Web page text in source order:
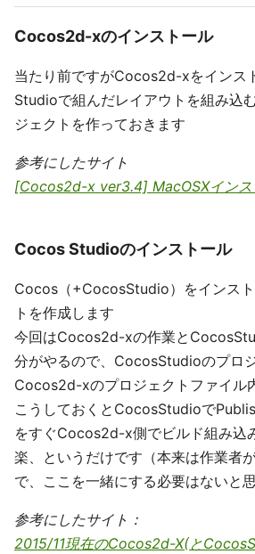
Cocos2d-xのインストール
当たり前ですがCocos2d-xをインス
Studioで組んだレイアウトを組み込
ジェクトを作っておきます
参考にしたサイト
[Cocos2d-x ver3.4] MacOSXインス
Cocos Studioのインストール
Cocos（+CocosStudio）をインス
トを作成します
今回はCocos2d-xの作業と
分がやるので、CocosStudioのプロ
Cocos2d-xのプロジェクトファイル
こうしておくとCocosStudioで
をすぐCocos2d-x側でビルド組み込
楽、というだけです（本来は作業者
で、ここを一緒にする必要はないと思
参考にしたサイト：
2015/11現在のCocos2d-X(と